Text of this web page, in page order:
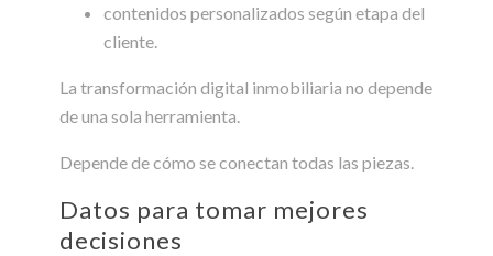
contenidos personalizados según etapa del
cliente.
La transformación digital inmobiliaria no depende
de una sola herramienta.
Depende de cómo se conectan todas las piezas.
Datos para tomar mejores
decisiones